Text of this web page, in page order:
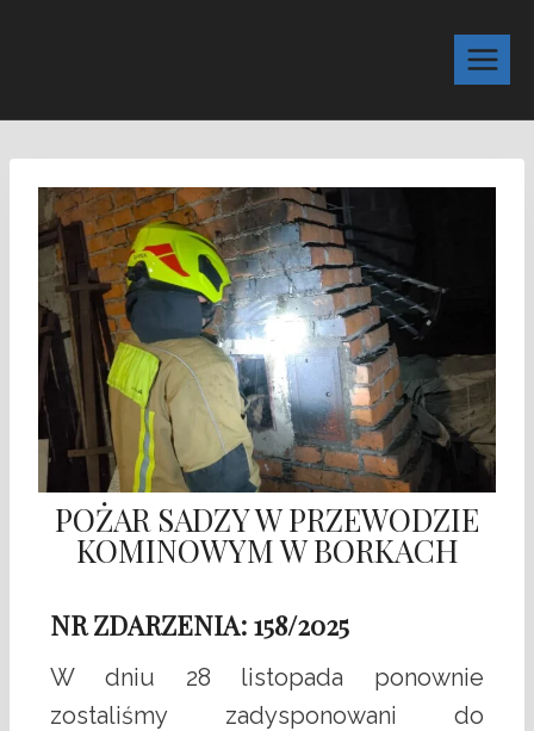
POŻAR SADZY W PRZEWODZIE
KOMINOWYM W BORKACH
NR ZDARZENIA: 158/2025
W dniu 28 listopada ponownie
zostaliśmy zadysponowani do